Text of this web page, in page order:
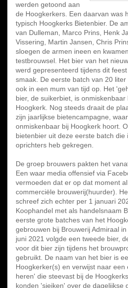
werden getoond aan
de Hoogkerkers. Een daarvan was
typisch Hoogkerks Bietenbier. De
van Dulleman, Marco Prins, Henk
Vissering, Martin Jansen, Chris
sloegen de armen ineen en
testbrouwsel. Het bier van het
werd gepresenteerd tijdens dit
smaak. De eerste batch van 20
ook in een mum van tijd op. Het
bier, de suikerbiet, is onmiskenbaar
Hoogkerk. Nog steeds draait de
zijn jaarlijkse bietencampagne,
onmiskenbaar bij Hoogkerk hoort.
bietenbier uit deze eerste batch die
oprichters heb gekregen.
De groep brouwers pakten het
Een waar media offensief via
vermoeden dat er op dat moment
commerciële brouwerij(huurder).
schreef zich echter per 1 januari
Koophandel met als handelsnaam
eerste grote batches van het
gebrouwen bij Brouwerij Admiraal
juni 2021 volgde een tweede bier,
voor dit bier zijn tijdens het
gebruikt. De naam van het bier is
Hoogkerker(s) en verwijst naar een
heren' die steevast bij de
konden 'sjeiken' over de dagelijkse